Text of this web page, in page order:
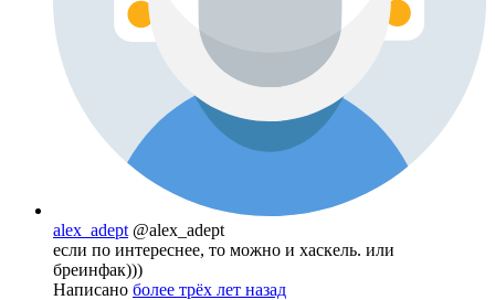
alex_adept @alex_adept
если по интереснее, то можно и хаскель. или
бреинфак)))
Написано более трёх лет назад